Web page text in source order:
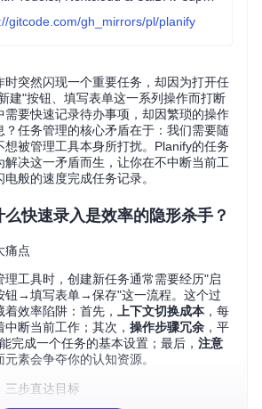
gitcode.com/gh_mirrors/pl/planify
时突然闪现一个重要任务，却因为打开任
建"按钮、填写表单这一系列操作而打断
需要快速记录待办事项，却因繁琐的操作
？任务管理的核心矛盾在于：我们需要随
想被管理工具本身所打扰。Planify的任务
解决这一矛盾而生，让你在不中断当前工
般的速度完成任务记录。
快速录入是效率的隐形杀手？
痛点
理工具时，创建新任务通常需要经历"启
钮→填写表单→保存"这一流程。这个过
效率陷阱：首先，
上下文切换成本 ，每
断当前工作；其次， 操作步骤冗余 ，平
完成一个任务的基本设置；最后， 注意
元素会争夺你的认知资源。
三步直达目标